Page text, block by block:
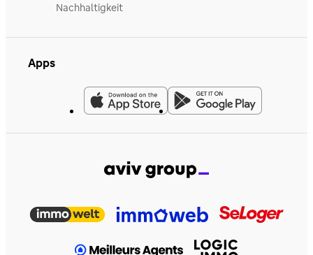
Nachhaltigkeit
Apps